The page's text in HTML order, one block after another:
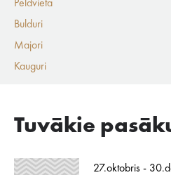
Peldvieta
Bulduri
Majori
Kauguri
Tuvākie
27.oktobris -